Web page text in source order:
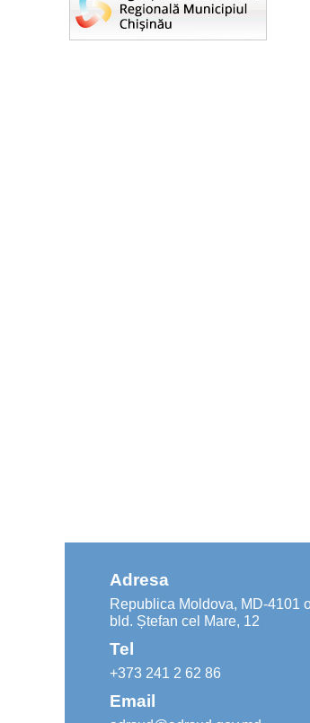
Adresa
Republica Moldova, MD-4101
bld. Ștefan cel Mare, 12
Tel
+373 241 2 62 86
Email